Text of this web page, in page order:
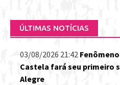
ÚLTIMAS NOTÍCIAS
03/08/2026 21:42
Castela fará seu primeiro
Alegre